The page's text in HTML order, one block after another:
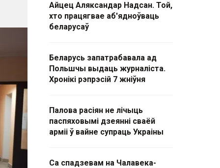
Айцец Аляксандар Надсан. Той,
хто працягвае аб'ядноўваць
беларусаў
Беларусь запатрабавала ад
Польшчы выдаць журналіста.
Хронікі рэпрэсій 7 жніўня
Палова расіян не лічыць
паспяховымі дзеянні сваёй
арміі ў вайне супраць Украіны
Са спадзевам на Чалавека-